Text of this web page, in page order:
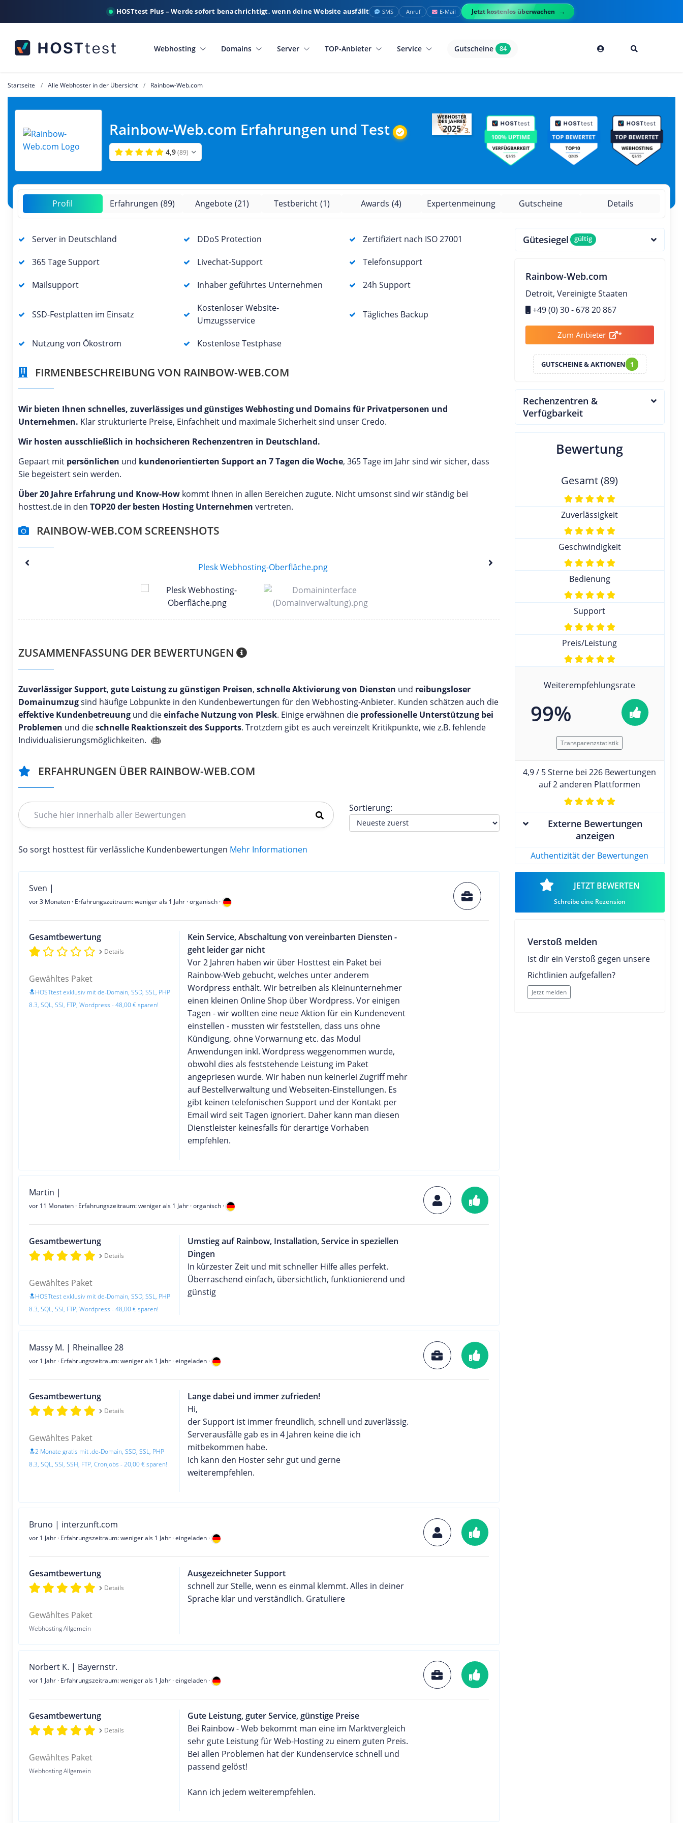
HOSTtest Plus – Werde sofort benachrichtigt, wenn deine Website ausfällt SMS Anruf E-Mail Jetzt kostenlos überwachen
Webhosting Domains Server TOP-Anbieter Service Gutscheine 84
Startseite Alle Webhoster in der Übersicht Rainbow-Web.com
Rainbow-Web.com Erfahrungen und Test
4,9 (89)
2025
Profil Erfahrungen (89) Angebote (21) Testbericht (1) Awards (4) Expertenmeinung Gutscheine Details
Server in Deutschland DDoS Protection Zertifiziert nach ISO 27001
365 Tage Support Livechat-Support Telefonsupport
Mailsupport Inhaber geführtes Unternehmen 24h Support
SSD-Festplatten im Einsatz
Kostenloser Website-
Umzugsservice
Tägliches Backup
Nutzung von Ökostrom Kostenlose Testphase
FIRMENBESCHREIBUNG VON RAINBOW-WEB.COM
Wir bieten Ihnen schnelles, zuverlässiges und günstiges Webhosting und Domains für Privatpersonen und
Unternehmen. Klar strukturierte Preise, Einfachheit und maximale Sicherheit sind unser Credo.
Wir hosten ausschließlich in hochsicheren Rechenzentren in Deutschland.
Gepaart mit persönlichen und kundenorientierten Support an 7 Tagen die Woche, 365 Tage im Jahr sind wir sicher, dass
Sie begeistert sein werden.
Über 20 Jahre Erfahrung und Know-How kommt Ihnen in allen Bereichen zugute. Nicht umsonst sind wir ständig bei
hosttest.de in den TOP20 der besten Hosting Unternehmen vertreten.
RAINBOW-WEB.COM SCREENSHOTS
ZUSAMMENFASSUNG DER BEWERTUNGEN
Zuverlässiger Support, gute Leistung zu günstigen Preisen, schnelle Aktivierung von Diensten und reibungsloser
Domainumzugsind häufige Lobpunkte in den Kundenbewertungen für den Webhosting-Anbieter. Kunden schätzen auch die
effektive Kundenbetreuung und dieeinfache Nutzung von Plesk. Einige erwähnen die professionelle Unterstützung bei
Problemen und dieschnelle Reaktionszeit des Supports. Trotzdem gibt es auch vereinzelt Kritikpunkte, wie z.B. fehlende
Individualisierungsmöglichkeiten.
ERFAHRUNGEN ÜBER RAINBOW-WEB.COM
Sortierung:
So sorgt hosttest für verlässliche Kundenbewertungen Mehr Informationen
Sven |
vor 3 Monaten · Erfahrungszeitraum: weniger als 1 Jahr · organisch ·
Gesamtbewertung
Details
Gewähltes Paket
🔝HOSTtest exklusiv mit de-Domain, SSD, SSL, PHP
8.3, SQL, SSI, FTP, Wordpress - 48,00 € sparen!
Kein Service, Abschaltung von vereinbarten Diensten -
geht leider gar nicht
Vor 2 Jahren haben wir über Hosttest ein Paket bei
Rainbow-Web gebucht, welches unter anderem
Wordpress enthält. Wir betreiben als Kleinunternehmer
einen kleinen Online Shop über Wordpress. Vor einigen
Tagen - wir wollten eine neue Aktion für ein Kundenevent
einstellen - mussten wir feststellen, dass uns ohne
Kündigung, ohne Vorwarnung etc. das Modul
Anwendungen inkl. Wordpress weggenommen wurde,
obwohl dies als feststehende Leistung im Paket
angepriesen wurde. Wir haben nun keinerlei Zugriff mehr
auf Bestellverwaltung und Webseiten-Einstellungen. Es
gibt keinen telefonischen Support und der Kontakt per
Email wird seit Tagen ignoriert. Daher kann man diesen
Dienstleister keinesfalls für derartige Vorhaben
empfehlen.
Martin |
vor 11 Monaten · Erfahrungszeitraum: weniger als 1 Jahr · organisch ·
Gesamtbewertung
Details
Gewähltes Paket
🔝HOSTtest exklusiv mit de-Domain, SSD, SSL, PHP
8.3, SQL, SSI, FTP, Wordpress - 48,00 € sparen!
Umstieg auf Rainbow, Installation, Service in speziellen
Dingen
In kürzester Zeit und mit schneller Hilfe alles perfekt.
Überraschend einfach, übersichtlich, funktionierend und
günstig
Massy M. | Rheinallee 28
vor 1 Jahr · Erfahrungszeitraum: weniger als 1 Jahr · eingeladen ·
Gesamtbewertung
Details
Gewähltes Paket
🔝2 Monate gratis mit .de-Domain, SSD, SSL, PHP
8.3, SQL, SSI, SSH, FTP, Cronjobs - 20,00 € sparen!
Lange dabei und immer zufrieden!
Hi,
der Support ist immer freundlich, schnell und zuverlässig.
Serverausfälle gab es in 4 Jahren keine die ich
mitbekommen habe.
Ich kann den Hoster sehr gut und gerne
weiterempfehlen.
Bruno | interzunft.com
vor 1 Jahr · Erfahrungszeitraum: weniger als 1 Jahr · eingeladen ·
Gesamtbewertung
Details
Gewähltes Paket
Webhosting Allgemein
Ausgezeichneter Support
schnell zur Stelle, wenn es einmal klemmt. Alles in deiner
Sprache klar und verständlich. Gratuliere
Norbert K. | Bayernstr.
vor 1 Jahr · Erfahrungszeitraum: weniger als 1 Jahr · eingeladen ·
Gesamtbewertung
Details
Gewähltes Paket
Webhosting Allgemein
Gute Leistung, guter Service, günstige Preise
Bei Rainbow - Web bekommt man eine im Marktvergleich
sehr gute Leistung für Web-Hosting zu einem guten Preis.
Bei allen Problemen hat der Kundenservice schnell und
passend gelöst!
Kann ich jedem weiterempfehlen.
Gütesiegel gültig
Rainbow-Web.com
Detroit, Vereinigte Staaten
+49 (0) 30 - 678 20 867
Zum Anbieter *
GUTSCHEINE & AKTIONEN 1
Rechenzentren &
Verfügbarkeit
Bewertung
Gesamt (89)
Zuverlässigkeit
Geschwindigkeit
Bedienung
Support
Preis/Leistung
Weiterempfehlungsrate
99%
Transparenzstatistik
4,9 / 5 Sterne bei 226 Bewertungen
auf 2 anderen Plattformen
Externe Bewertungen
anzeigen
Authentizität der Bewertungen
JETZT BEWERTEN
Schreibe eine Rezension
Verstoß melden
Ist dir ein Verstoß gegen unsere
Richtlinien aufgefallen?
Jetzt melden